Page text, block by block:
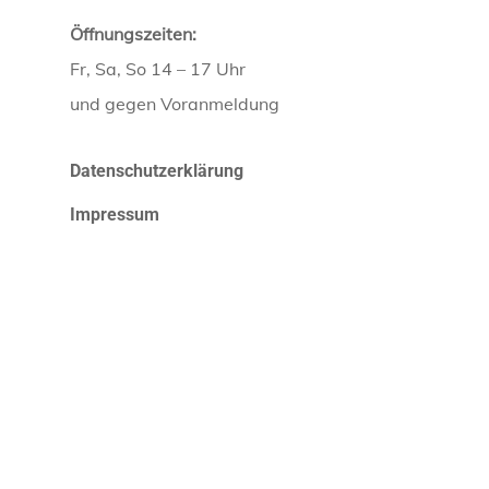
Öffnungszeiten:
Fr, Sa, So 14 – 17 Uhr
und gegen Voranmeldung
Datenschutzerklärung
Impressum